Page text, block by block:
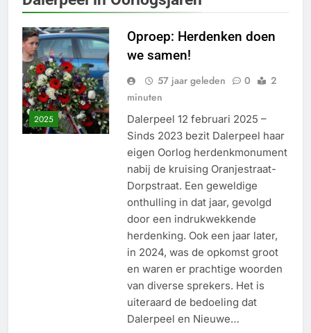
2025
Oproep: Herdenken doen
we samen!
57 jaar geleden 0
2
minuten
Dalerpeel 12 februari 2025 –
Sinds 2023 bezit Dalerpeel haar
eigen Oorlog herdenkmonument
nabij de kruising Oranjestraat-
Dorpstraat. Een geweldige
onthulling in dat jaar, gevolgd
door een indrukwekkende
herdenking. Ook een jaar later,
in 2024, was de opkomst groot
en waren er prachtige woorden
van diverse sprekers. Het is
uiteraard de bedoeling dat
Dalerpeel en Nieuwe…